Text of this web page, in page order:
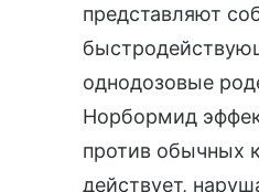
представляют
однодозовые
Норбормид
против обычных
действует,